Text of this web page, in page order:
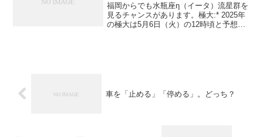
福岡からでも水瓶座η（イータ）流星群を
見るチャンスがあります。極大:* 2025年
の極大は5月6日（火）の12時頃と予想さ
車を「止める」「停める」。どっち？